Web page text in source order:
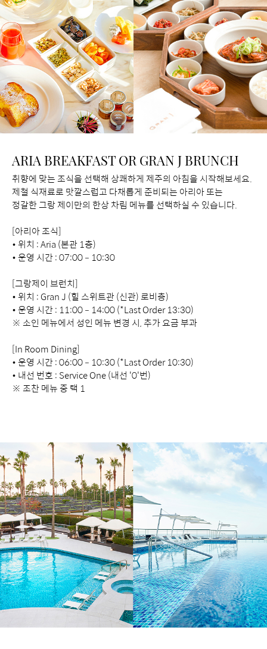
ARIA BREAKFAST OR GRAN J BRUNCH
취향에 맞는 조식을 선택해 상쾌하게 제주의 아침을 시작해보세요.
제철 식재료로 맛깔스럽고 다채롭게 준비되는 아리아 또는
정갈한 그랑 제이만의 한상 차림 메뉴를 선택하실 수 있습니다.
[아리아 조식]
• 위치 : Aria (본관 1층)
• 운영 시간 : 07:00 – 10:30
[그랑제이 브런치]
• 위치 : Gran J (힐 스위트관 (신관) 로비층)
• 운영 시간 : 11:00 – 14:00 (*Last Order 13:30)
※ 소인 메뉴에서 성인 메뉴 변경 시, 추가 요금 부과
[In Room Dining]
• 운영 시간 : 06:00 – 10:30 (*Last Order 10:30)
• 내선 번호 : Service One (내선 '0'번)
※ 조찬 메뉴 중 택 1